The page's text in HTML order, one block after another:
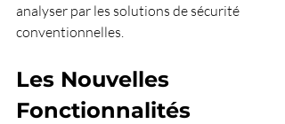
analyser par les solutions de sécurité
conventionnelles.
Les Nouvelles
Fonctionnalités